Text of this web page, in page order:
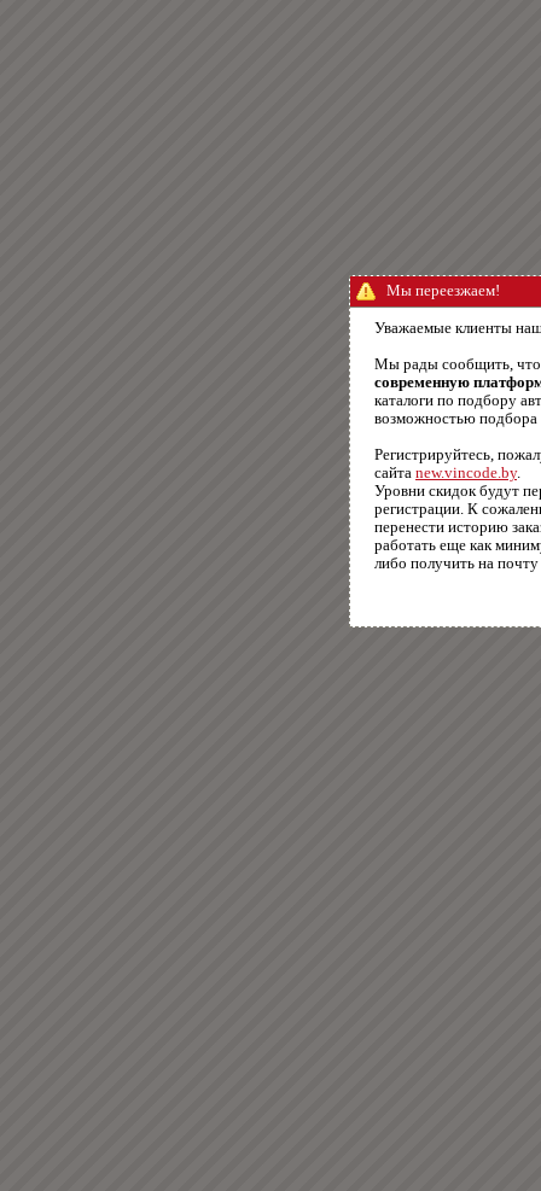
Мы переезжаем!
Уважаемые клиенты
Мы рады сообщить,
современную
каталоги по подбору
возможностью подбора
Регистрируйтесь,
сайта new.vincode.by.
Уровни скидок будут
регистрации. К
перенести историю
работать еще как
либо получить на